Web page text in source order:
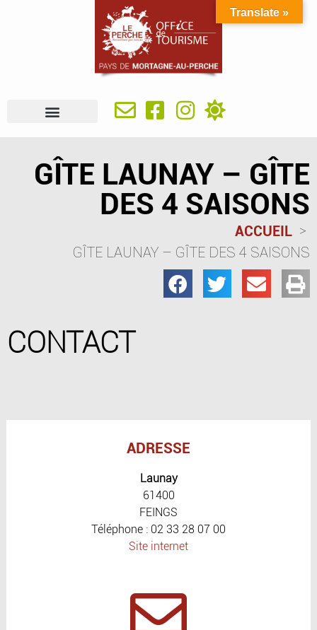
GÎTE LAUNAY – GÎTE
DES 4 SAISONS
ACCUEIL
GÎTE LAUNAY – GÎTE DES 4 SAISONS
CONTACT
ADRESSE
Launay
61400
FEINGS
Téléphone : 02 33 28 07 00
Site internet
Translate »